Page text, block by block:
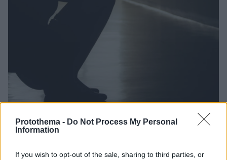
Protothema - Do Not Process My Personal
Information
If you wish to opt-out of the sale, sharing to third parties, or
Χαμόγελο του Παιδιού για την 14χρονη που εξέδιδαν
21.03.2023, 17:21